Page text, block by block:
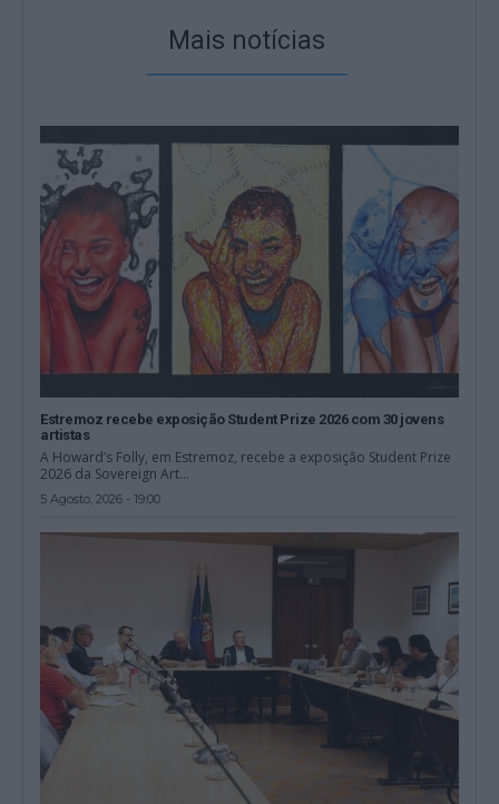
Mais notícias
Estremoz recebe exposição Student Prize 2026 com 30 jovens
artistas
A Howard’s Folly, em Estremoz, recebe a exposição Student Prize
2026 da Sovereign Art...
5 Agosto, 2026 - 19:00